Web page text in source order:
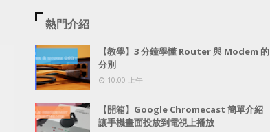
熱門介紹
【教學】3 分鐘學懂 Router 與 Modem 的
分別
10:00 上午
【開箱】Google Chromecast 簡單介紹
讓手機畫面投放到電視上播放